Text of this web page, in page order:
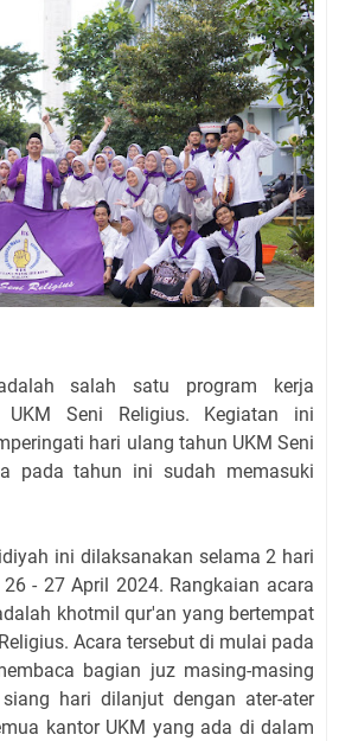
salah satu program kerja
UKM Seni Religius. Kegiatan ini
hari ulang tahun UKM Seni
pada tahun ini sudah memasuki
ini dilaksanakan selama 2 hari
- 27 April 2024. Rangkaian acara
khotmil qur'an yang bertempat
Acara tersebut di mulai pada
bagian juz masing-masing
hari dilanjut dengan ater-ater
kantor UKM yang ada di dalam